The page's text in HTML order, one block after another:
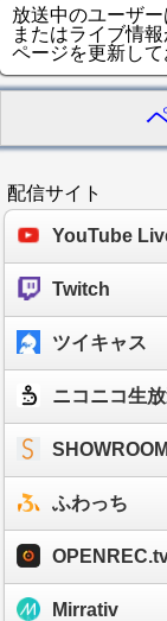
放送中のユーザー
またはライブ情
ページを更新して
配信サイト
YouTube
Twitch
ツイキャス
ニコニコ生
SHOWROOM
ふわっち
Mirrativ